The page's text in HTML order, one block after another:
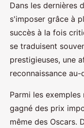
Dans les dernières
s'imposer grâce à
succès à la fois
se traduisent
prestigieuses, une
reconnaissance
Parmi les
gagné des prix
même des Oscars.